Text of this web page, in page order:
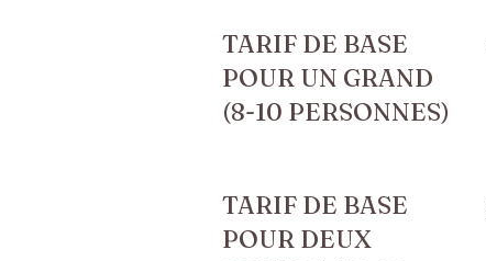
TARIF DE BASE
POUR UN GRAND
(8-10 PERSONNES)
TARIF DE BASE
POUR DEUX